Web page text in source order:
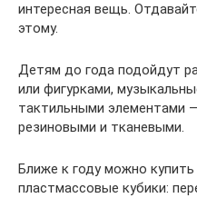
интересная вещь.
этому.
Детям до года подойдут
или фигурками,
тактильными элементами
резиновыми и тканевыми.
Ближе к году можно
пластмассовые кубики: